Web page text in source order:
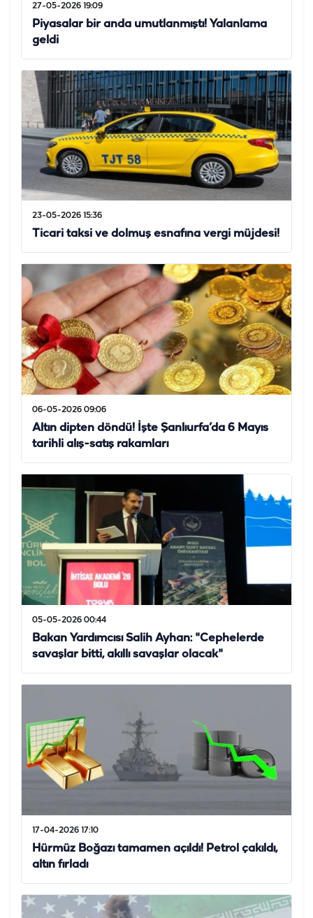
27-05-2026 19:09
Piyasalar bir anda umutlanmıştı! Yalanlama
geldi
23-05-2026 15:36
Ticari taksi ve dolmuş esnafına vergi müjdesi!
06-05-2026 09:06
Altın dipten döndü! İşte Şanlıurfa’da 6 Mayıs
tarihli alış-satış rakamları
05-05-2026 00:44
Bakan Yardımcısı Salih Ayhan: "Cephelerde
savaşlar bitti, akıllı savaşlar olacak"
17-04-2026 17:10
Hürmüz Boğazı tamamen açıldı! Petrol çakıldı,
altın fırladı